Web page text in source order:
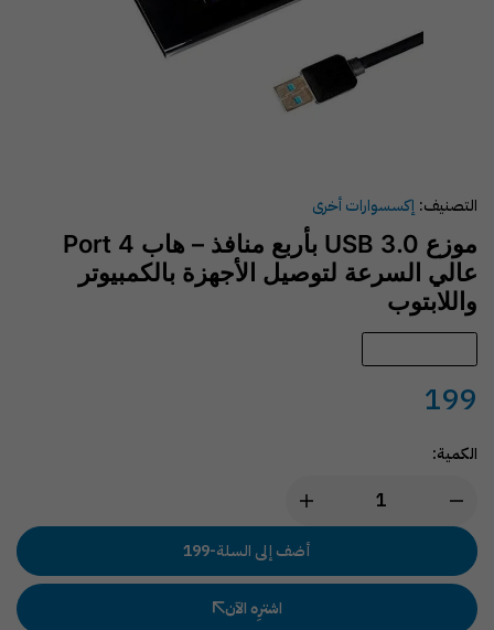
التصنيف: إكسسوارات أخرى
موزع USB 3.0 بأربع منافذ – هاب 4 Port
عالي السرعة لتوصيل الأجهزة بالكمبيوتر
واللابتوب
199
الكمية:
أضف إلى السلة-
199
اشترِه الآن